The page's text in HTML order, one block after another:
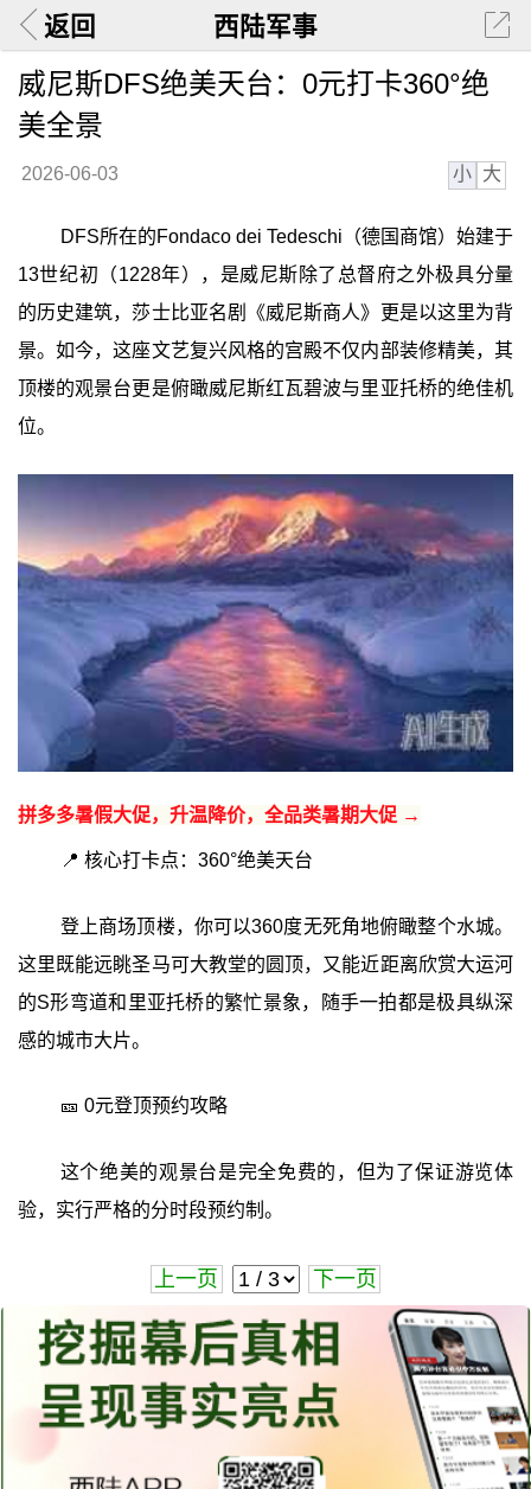
返回 西陆军事
威尼斯DFS绝美天台：0元打卡360°绝
美全景
2026-06-03 小 大
DFS所在的Fondaco dei Tedeschi（德国商馆）始建于
13世纪初（1228年），是威尼斯除了总督府之外极具分量
的历史建筑，莎士比亚名剧《威尼斯商人》更是以这里为背
景。如今，这座文艺复兴风格的宫殿不仅内部装修精美，其
顶楼的观景台更是俯瞰威尼斯红瓦碧波与里亚托桥的绝佳机
位。
拼多多暑假大促，升温降价，全品类暑期大促 →
📍 核心打卡点：360°绝美天台
登上商场顶楼，你可以360度无死角地俯瞰整个水城。
这里既能远眺圣马可大教堂的圆顶，又能近距离欣赏大运河
的S形弯道和里亚托桥的繁忙景象，随手一拍都是极具纵深
感的城市大片。
🎫 0元登顶预约攻略
这个绝美的观景台是完全免费的，但为了保证游览体
验，实行严格的分时段预约制。
上一页 下一页